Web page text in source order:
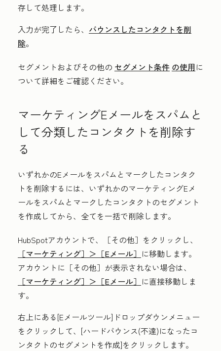
存して処理します。
入力が完了したら、 バウンスしたコンタクトを削
除。
セグメントおよびその他の セグメント条件 の使用に
ついて詳細をご確認ください。
マーケティングEメールをスパムと
して分類したコンタクトを削除す
る
いずれかのEメールをスパムとマークしたコンタク
トを削除するには、いずれかのマーケティングEメ
ールをスパムとマークしたコンタクトのセグメント
を作成してから、全てを一括で削除します。
HubSpotアカウントで、
［その他］をクリックし、
［マーケティング］＞ ［Eメール］ に移動します。
アカウントに ［その他］が表示されない場合は、
［マーケティング］＞ ［Eメール］ に直接移動しま
す。
右上にある[Eメールツール] ドロップダウンメニュー
をクリックして、[ハードバウンス(不達)になったコ
ンタクトのセグメントを作成]をクリックします。